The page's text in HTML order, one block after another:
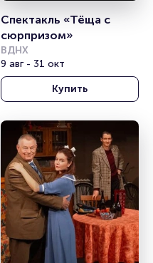
Спектакль «Тёща с
сюрпризом»
ВДНХ
9 авг - 31 окт
Купить